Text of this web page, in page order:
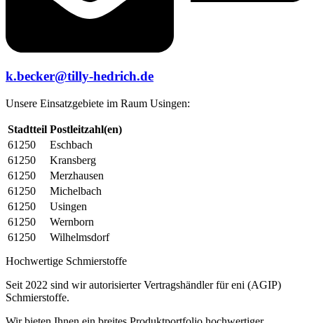
k.becker@tilly-hedrich.de
Unsere Einsatzgebiete im Raum Usingen:
Stadtteil Postleitzahl(en)
61250
Eschbach
61250
Kransberg
61250
Merzhausen
61250
Michelbach
61250
Usingen
61250
Wernborn
61250
Wilhelmsdorf
Hochwertige Schmierstoffe
Seit 2022 sind wir autorisierter Vertragshändler für eni (AGIP)
Schmierstoffe.